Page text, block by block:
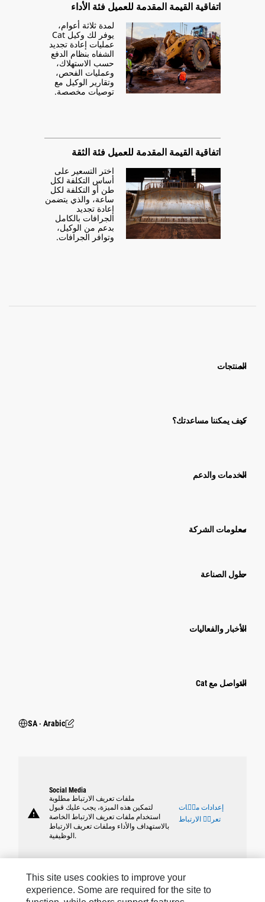
اتفاقية القيمة المقدمة للعميل فئة الأداء
لمدة ثلاثة أعوام،
يوفر لك وكيل Cat
عمليات إعادة تجديد
الشفاه بنظام الدفع
حسب الاستهلاك،
وعمليات الفحص،
وتقارير الوكيل مع
توصيات مخصصة.
اتفاقية القيمة المقدمة للعميل فئة الثقة
اختر التسعير على
أساس التكلفة لكل
طن أو التكلفة لكل
ساعة، والذي يتضمن
إعادة تجديد
الجرافات بالكامل
بدعم من الوكيل،
وتوافر الجرافات.
المنتجات
كيف يمكننا مساعدتك؟
الخدمات والدعم
معلومات الشركة
حلول الصناعة
الأخبار والفعاليات
التواصل مع Cat
SA ‧ Arabic
warning
Social Media
ملفات تعريف الارتباط مطلوبة
لتمكين هذه الميزة، يجب عليك قبول
استخدام ملفات تعريف الارتباط الخاصة
بالاستهداف والأداء وملفات تعريف الارتباط
الوظيفية.
إعدادات ملٝات
تعريٝ الارتباط
This site uses cookies to improve your
experience. Some are required for the site to